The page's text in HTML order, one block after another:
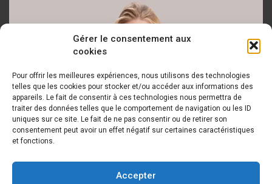
Gérer le consentement aux
cookies
Pour offrir les meilleures expériences, nous utilisons des technologies
telles que les cookies pour stocker et/ou accéder aux informations des
appareils. Le fait de consentir à ces technologies nous permettra de
traiter des données telles que le comportement de navigation ou les ID
uniques sur ce site. Le fait de ne pas consentir ou de retirer son
consentement peut avoir un effet négatif sur certaines caractéristiques
et fonctions.
Accepter